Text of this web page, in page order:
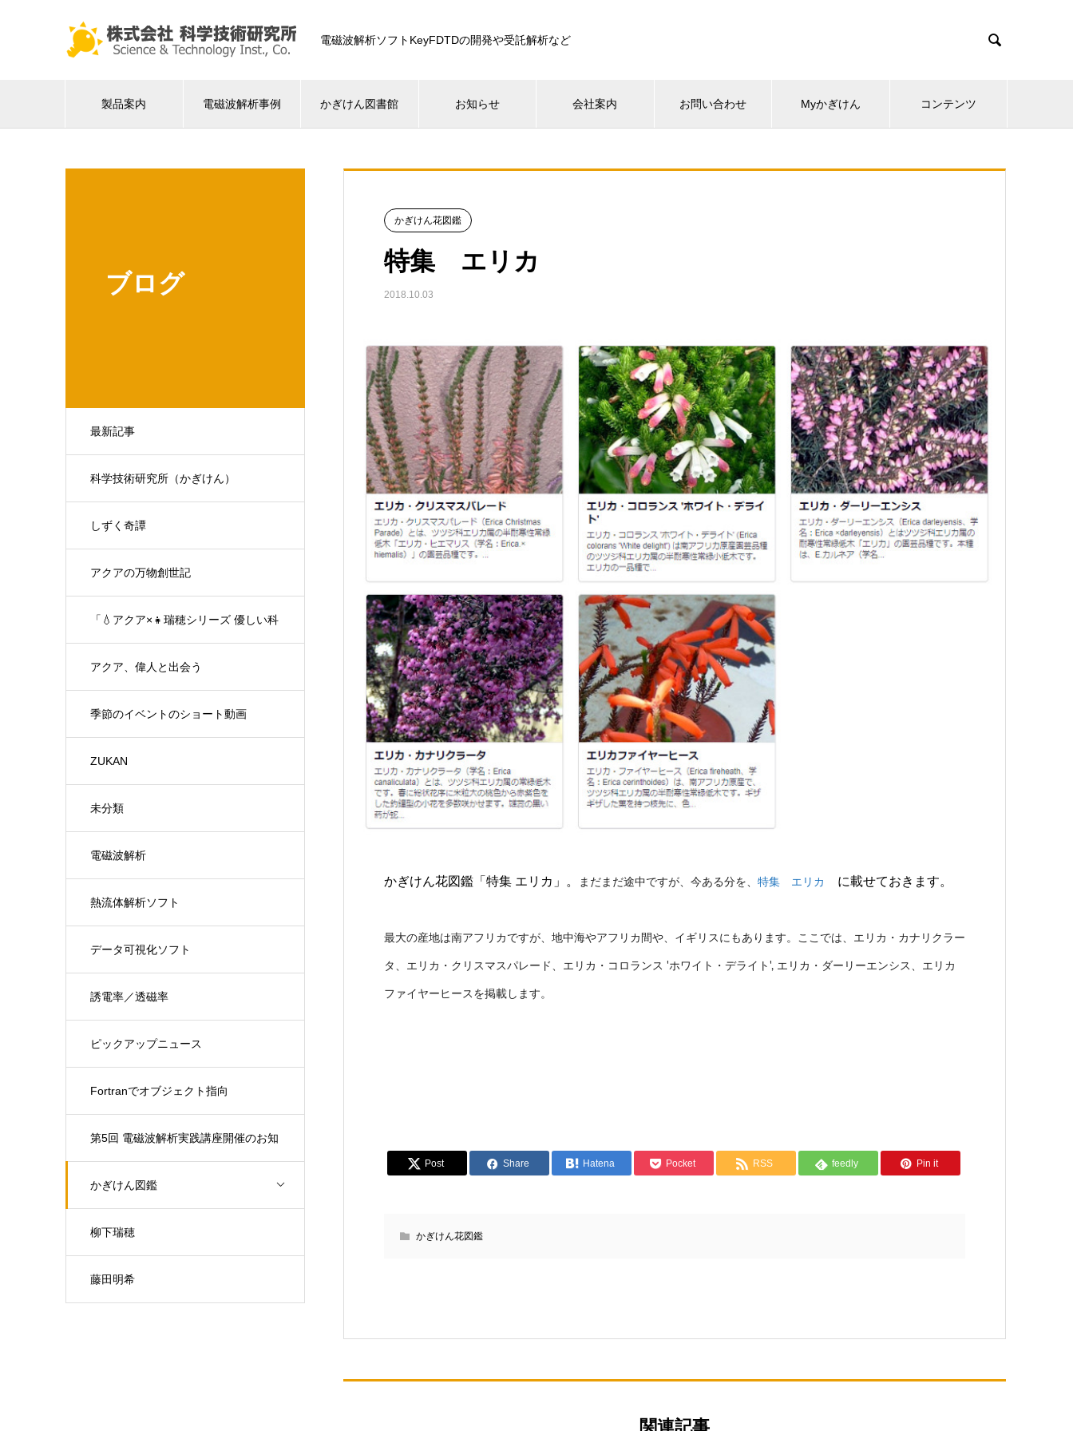
電磁波解析ソフトKeyFDTDの開発や受託解析など 
製品案内 電磁波解析事例 かぎけん図書館 お知らせ 会社案内 お問い合わせ Myかぎけん コンテンツ
ブログ
最新記事
科学技術研究所（かぎけん）
しずく奇譚
アクアの万物創世記
「💧アクア×👧瑞穂シリーズ 優しい科
学の対話」
アクア、偉人と出会う
季節のイベントのショート動画
ZUKAN
未分類
電磁波解析
熱流体解析ソフト
データ可視化ソフト
誘電率／透磁率
ピックアップニュース
Fortranでオブジェクト指向
第5回 電磁波解析実践講座開催のお知
らせ（開催日：9月30日)
かぎけん図鑑
柳下瑞穂
藤田明希
かぎけん花図鑑
特集 エリカ
2018.10.03
かぎけん花図鑑「特集 エリカ」。 まだまだ途中ですが、今ある分を、 特集 エリカ に載せておきます。
最大の産地は南アフリカですが、地中海やアフリカ間や、イギリスにもあります。 ここでは、エリカ・カナリクラー
タ、エリカ・クリスマスパレード、エリカ・コロランス 'ホワイト・デライト', エリカ・ダーリーエンシス、エリカ
ファイヤーヒースを掲載します。
Post Share Hatena Pocket RSS feedly Pin it
かぎけん花図鑑
関連記事